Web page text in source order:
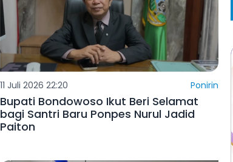
11 Juli 2026 22:20 Ponirin
Bupati Bondowoso Ikut Beri Selamat
bagi Santri Baru Ponpes Nurul Jadid
Paiton